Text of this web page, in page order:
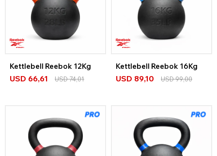
Kettlebell Reebok 12Kg
USD 66,61 USD74,01
Kettlebell Reebok 16Kg
USD 89,10 USD99,00